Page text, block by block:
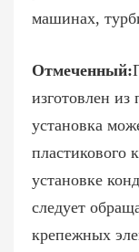
машинах,
Отмеченный:
изготовлен из
установка
пластикового
установке
следует
крепежных